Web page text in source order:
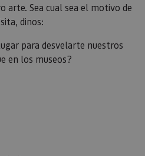
arte. Sea cual sea el motivo de
dinos:
para desvelarte nuestros
en los museos?